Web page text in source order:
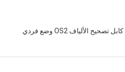
كابل تصحيح الألياف OS2 وضع فردي